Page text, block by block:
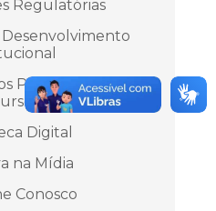
Regulatórias
Pedagógicos de
Digital
na Mídia
Conosco